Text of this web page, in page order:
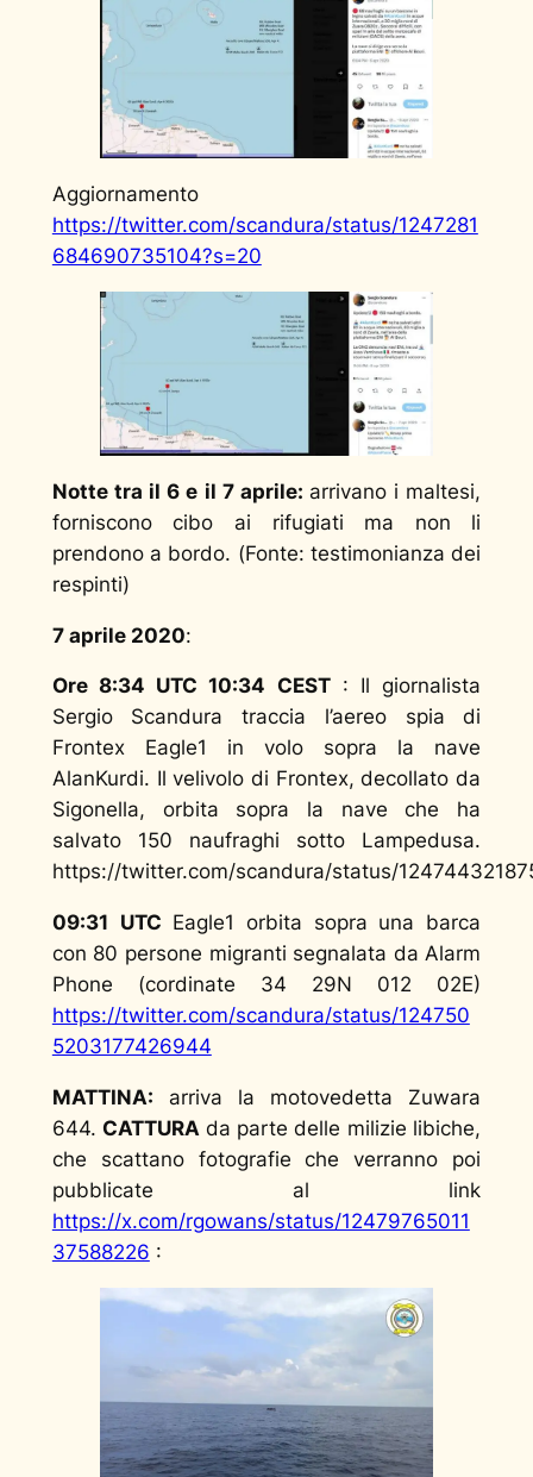
Aggiornamento
https://twitter.com/scandura/status/1247281
684690735104?s=20
Notte tra il 6 e il 7 aprile: arrivano i maltesi,
forniscono cibo ai rifugiati ma non li
prendono a bordo. (Fonte: testimonianza dei
respinti)
7 aprile 2020:
Ore 8:34 UTC 10:34 CEST: Il giornalista
Sergio Scandura traccia l’aereo spia di
Frontex Eagle1 in volo sopra la nave
AlanKurdi. Il velivolo di Frontex, decollato da
Sigonella, orbita sopra la nave che ha
salvato 150 naufraghi sotto Lampedusa.
https://twitter.com/scandura/status/
09:31 UTC Eagle1 orbita sopra una barca
con 80 persone migranti segnalata da Alarm
Phone (cordinate 34 29N 012 02E)
https://twitter.com/scandura/status/124750
5203177426944
MATTINA: arriva la motovedetta Zuwara
644.CATTURA da parte delle milizie libiche,
che scattano fotografie che verranno poi
pubblicate al link
https://x.com/rgowans/status/12479765011
37588226 :